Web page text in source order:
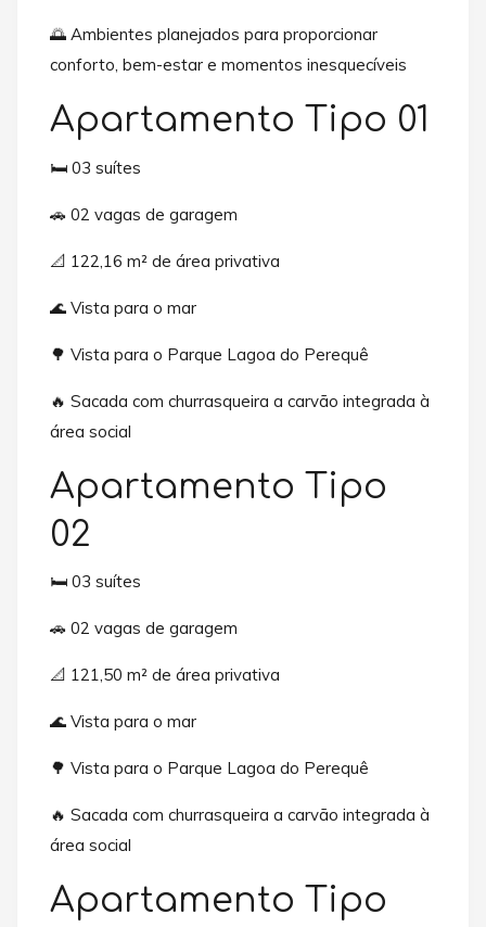
🌅 Ambientes planejados para proporcionar
conforto, bem-estar e momentos inesquecíveis
Apartamento Tipo 01
🛏️ 03 suítes
🚗 02 vagas de garagem
📐 122,16 m² de área privativa
🌊 Vista para o mar
🌳 Vista para o Parque Lagoa do Perequê
🔥 Sacada com churrasqueira a carvão integrada à
área social
Apartamento Tipo
02
🛏️ 03 suítes
🚗 02 vagas de garagem
📐 121,50 m² de área privativa
🌊 Vista para o mar
🌳 Vista para o Parque Lagoa do Perequê
🔥 Sacada com churrasqueira a carvão integrada à
área social
Apartamento Tipo